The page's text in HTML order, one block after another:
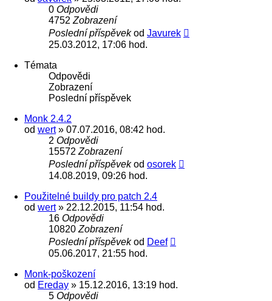
0 Odpovědi
4752 Zobrazení
Poslední příspěvekod Javurek
25.03.2012, 17:06 hod.
Témata
Odpovědi
Zobrazení
Poslední příspěvek
Monk 2.4.2
od wert» 07.07.2016, 08:42 hod.
2 Odpovědi
15572 Zobrazení
Poslední příspěvekod osorek
14.08.2019, 09:26 hod.
Použitelné buildy pro patch 2.4
od wert» 22.12.2015, 11:54 hod.
16 Odpovědi
10820 Zobrazení
Poslední příspěvekod Deef
05.06.2017, 21:55 hod.
Monk-poškození
od Ereday » 15.12.2016, 13:19 hod.
5 Odpovědi